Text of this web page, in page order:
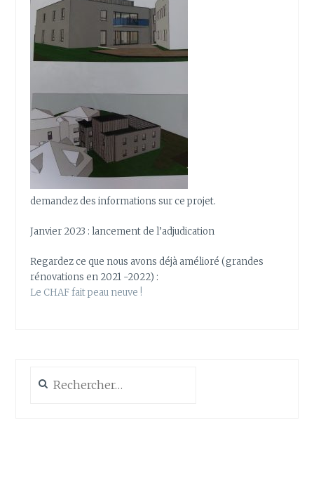
demandez des informations sur ce projet.
Janvier 2023 : lancement de l’adjudication
Regardez ce que nous avons déjà amélioré (grandes
rénovations en 2021 -2022) :
Le CHAF fait peau neuve !